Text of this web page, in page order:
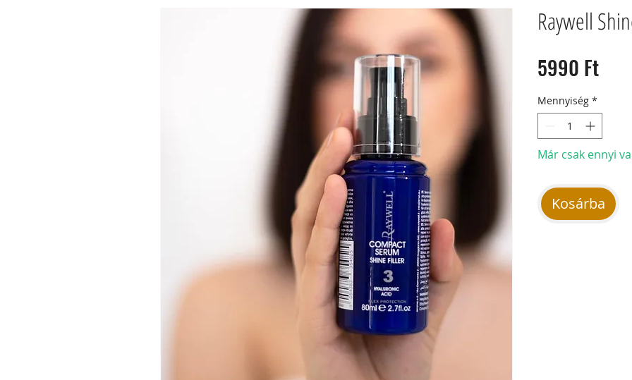
Raywell
5990 FtÁr
Mennyiség *
Már csak ennyi
Kosárba